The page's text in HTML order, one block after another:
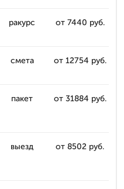
ракурс от 7440 руб.
смета от 12754 руб.
пакет от 31884 руб.
выезд от 8502 руб.